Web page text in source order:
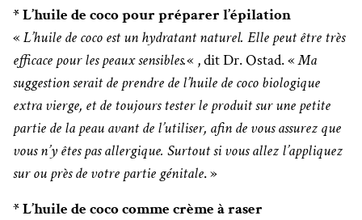
* L’huile de coco pour préparer l’épilation
«L’huile de coco est un hydratant naturel. Elle peut être très
efficace pour les peaux sensibles.« , dit Dr. Ostad. «Ma
suggestion serait de prendre de l’huile de coco biologique
extra vierge, et de toujours tester le produit sur une petite
partie de la peau avant de l’utiliser, afin de vous assurez que
vous n’y êtes pas allergique. Surtout si vous allez l’appliquez
sur ou près de votre partie génitale. »
* L’huile de coco comme crème à raser